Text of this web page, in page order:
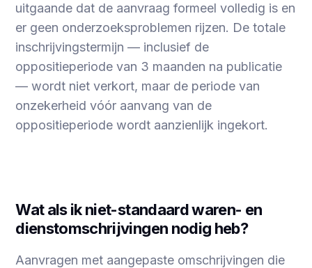
uitgaande dat de aanvraag formeel volledig is en
er geen onderzoeksproblemen rijzen. De totale
inschrijvingstermijn — inclusief de
oppositieperiode van 3 maanden na publicatie
— wordt niet verkort, maar de periode van
onzekerheid vóór aanvang van de
oppositieperiode wordt aanzienlijk ingekort.
Wat als ik niet-standaard waren- en
dienstomschrijvingen nodig heb?
Aanvragen met aangepaste omschrijvingen die